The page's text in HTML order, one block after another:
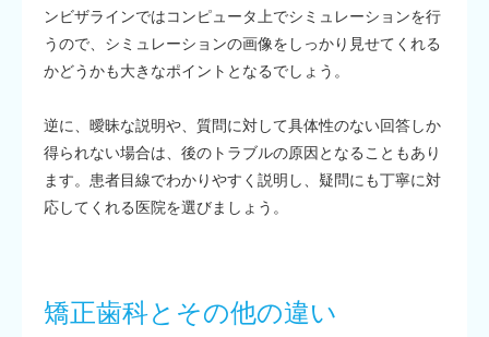
ンビザラインではコンピュータ上でシミュレーションを行
うので、シミュレーションの画像をしっかり見せてくれる
かどうかも大きなポイントとなるでしょう。
逆に、曖昧な説明や、質問に対して具体性のない回答しか
得られない場合は、後のトラブルの原因となることもあり
ます。患者目線でわかりやすく説明し、疑問にも丁寧に対
応してくれる医院を選びましょう。
矯正歯科とその他の違い